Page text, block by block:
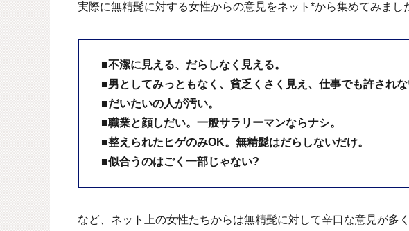
実際に無精髭に対する女性からの意見をネット*から集めてみまし
■不潔に見える、だらしなく見える。
■男としてみっともなく、貧乏くさく見え、仕事でも許されな
■だいたいの人が汚い。
■職業と顔しだい。一般サラリーマンならナシ。
■整えられたヒゲのみOK。無精髭はだらしないだけ。
■似合うのはごく一部じゃない?
など、ネット上の女性たちからは無精髭に対して辛口な意見が多